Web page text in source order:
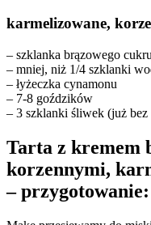
karmelizowane,
– szklanka brązowego cukru
– mniej, niż 1/4 szklanki
– łyżeczka cynamonu
– 7-8 goździków
– 3 szklanki śliwek (już bez
Tarta z kremem
korzennymi,
– przygotowanie: